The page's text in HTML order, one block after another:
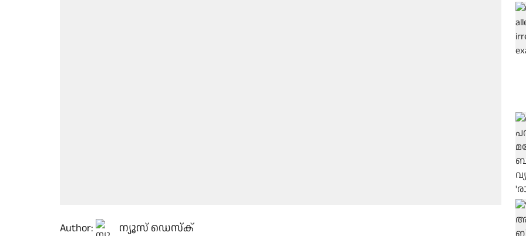
Author: ന്യൂസ് ഡെസ്ക്